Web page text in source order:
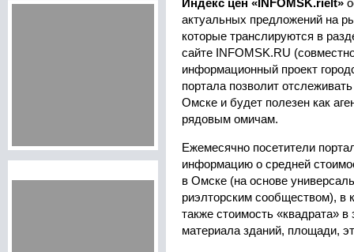
Индекс цен «INFOMSK.rielt»
актуальных предложений на
которые транслируются в
сайте INFOMSK.RU
информационный проект
портала позволит
Омске и будет полезен как
рядовым омичам.
Ежемесячно посетители
информацию о средней
в Омске (на основе
риэлторским сообществом), в
также стоимость «квадрата» в
материала зданий, площади,